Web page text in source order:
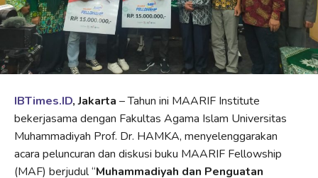
IBTimes.ID, Jakarta – Tahun ini MAARIF Institute
bekerjasama dengan Fakultas Agama Islam Universitas
Muhammadiyah Prof. Dr. HAMKA, menyelenggarakan
acara peluncuran dan diskusi buku MAARIF Fellowship
(MAF) berjudul “Muhammadiyah dan Penguatan